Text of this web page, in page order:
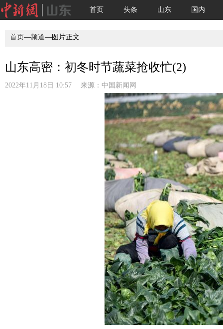
首页 头条 山东 国内
首页—频道—图片正文
山东高密：初冬时节蔬菜抢收忙(2)
2022年11月18日 10:57 来源： 中国新闻网